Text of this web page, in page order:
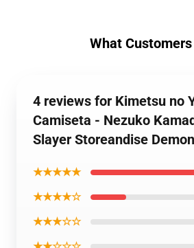
What Customers
4 reviews for Kimetsu no
Camiseta - Nezuko
Slayer Storeandise
★★★★★
★★★★☆
★★★☆☆